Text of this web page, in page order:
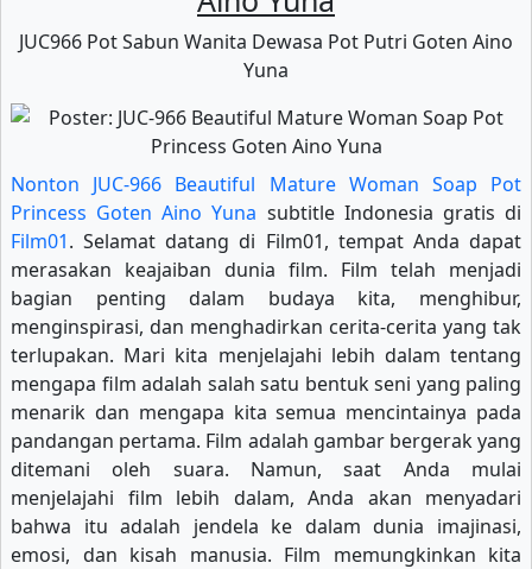
JUC966 Pot Sabun Wanita Dewasa Pot Putri Goten Aino
Yuna
Nonton JUC-966 Beautiful Mature Woman Soap Pot
Princess Goten Aino Yuna subtitle Indonesia gratis di
Film01. Selamat datang di Film01, tempat Anda dapat
merasakan keajaiban dunia film. Film telah menjadi
bagian penting dalam budaya kita, menghibur,
menginspirasi, dan menghadirkan cerita-cerita yang tak
terlupakan. Mari kita menjelajahi lebih dalam tentang
mengapa film adalah salah satu bentuk seni yang paling
menarik dan mengapa kita semua mencintainya pada
pandangan pertama. Film adalah gambar bergerak yang
ditemani oleh suara. Namun, saat Anda mulai
menjelajahi film lebih dalam, Anda akan menyadari
bahwa itu adalah jendela ke dalam dunia imajinasi,
emosi, dan kisah manusia. Film memungkinkan kita